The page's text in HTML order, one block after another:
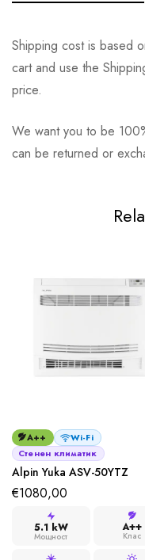
Shipping cost is based
cart and use the
price.
We want you to be
can be returned or
A++
Wi-Fi
Стенен климатик
Alpin Yuka ASV-50YTZ
€1080,00
5.1 kW
Мощност
A++
Клас